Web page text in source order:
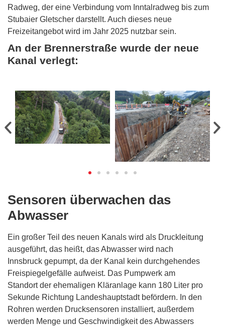
Radweg, der eine Verbindung vom Inntalradweg bis zum
Stubaier Gletscher darstellt. Auch dieses neue
Freizeitangebot wird im Jahr 2025 nutzbar sein.
An der Brennerstraße wurde der neue
Kanal verlegt:
Sensoren überwachen das
Abwasser
Ein großer Teil des neuen Kanals wird als Druckleitung
ausgeführt, das heißt, das Abwasser wird nach
Innsbruck gepumpt, da der Kanal kein durchgehendes
Freispiegelgefälle aufweist. Das Pumpwerk am
Standort der ehemaligen Kläranlage kann 180 Liter pro
Sekunde Richtung Landeshauptstadt befördern. In den
Rohren werden Drucksensoren installiert, außerdem
werden Menge und Geschwindigkeit des Abwassers